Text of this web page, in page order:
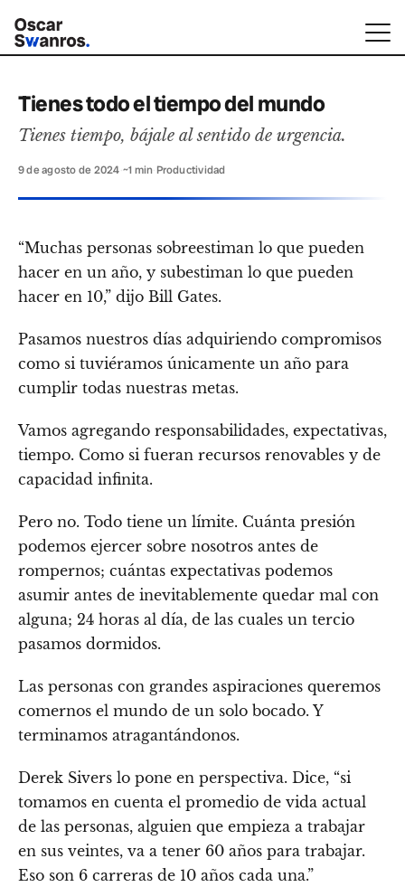
Tienes todo el tiempo del mundo
Tienes tiempo, bájale al sentido de urgencia.
9 de agosto de 2024 ~1 min Productividad
“Muchas personas sobreestiman lo que pueden
hacer en un año, y subestiman lo que pueden
hacer en 10,” dijo Bill Gates.
Pasamos nuestros días adquiriendo compromisos
como si tuviéramos únicamente un año para
cumplir todas nuestras metas.
Vamos agregando responsabilidades, expectativas,
tiempo. Como si fueran recursos renovables y de
capacidad infinita.
Pero no. Todo tiene un límite. Cuánta presión
podemos ejercer sobre nosotros antes de
rompernos; cuántas expectativas podemos
asumir antes de inevitablemente quedar mal con
alguna; 24 horas al día, de las cuales un tercio
pasamos dormidos.
Las personas con grandes aspiraciones queremos
comernos el mundo de un solo bocado. Y
terminamos atragantándonos.
Derek Sivers lo pone en perspectiva. Dice, “si
tomamos en cuenta el promedio de vida actual
de las personas, alguien que empieza a trabajar
en sus veintes, va a tener 60 años para trabajar.
Eso son 6 carreras de 10 años cada una.”